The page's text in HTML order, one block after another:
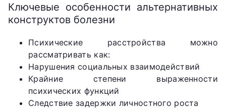
Ключевые особенности альтернативных
конструктов болезни
Психические расстройства можно
рассматривать как:
Нарушения социальных взаимодействий
Крайние степени выраженности
психических функций
Следствие задержки личностного роста